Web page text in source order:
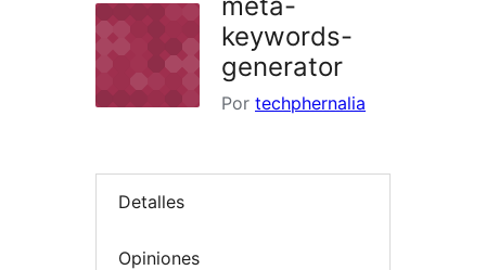
keywords-
generator
Por techphernalia
Detalles
Opiniones